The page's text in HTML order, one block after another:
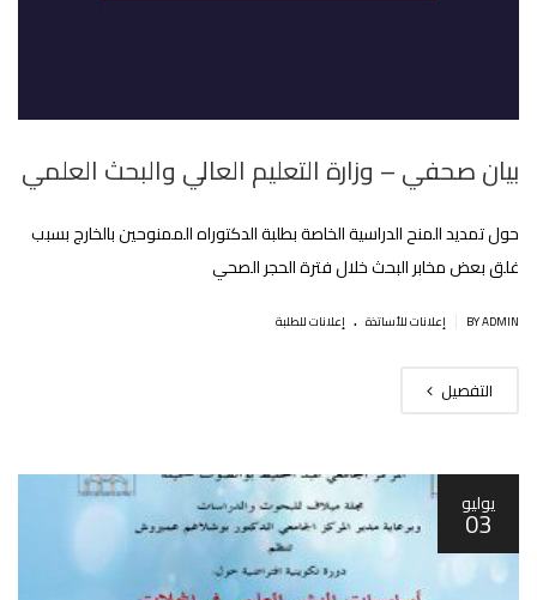
بيان صحفي – وزارة التعليم العالي والبحث العلمي
حول تمديد المنح الدراسية الخاصة بطلبة الدكتوراه الممنوحين بالخارج بسبب
غلق بعض مخابر البحث خلال فترة الحجر الصحي
BY ADMIN إعلانات للأساتذة . إعلانات للطلبة
التفصيل
يوليو
03